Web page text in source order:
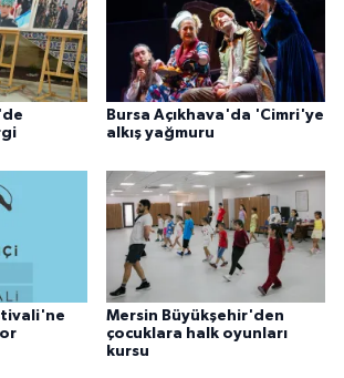
Bursa Açıkhava'da 'Cimri'ye
alkış yağmuru
Mersin Büyükşehir'den
çocuklara halk oyunları
kursu